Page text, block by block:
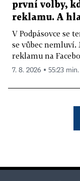
první volby,
reklamu. A
V Podpásovce se
se vůbec
reklamu na
7. 8. 2026 ▪ 55:23 min.